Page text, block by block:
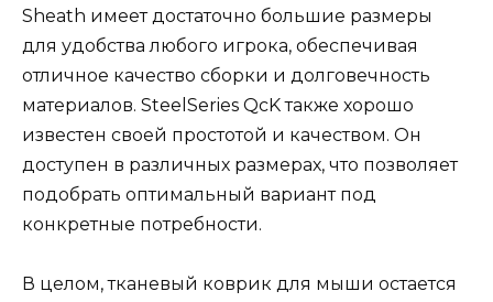
Sheath имеет достаточно большие размеры
для удобства любого игрока, обеспечивая
отличное качество сборки и долговечность
материалов. SteelSeries QcK также хорошо
известен своей простотой и качеством. Он
доступен в различных размерах, что позволяет
подобрать оптимальный вариант под
конкретные потребности.
В целом, тканевый коврик для мыши остается